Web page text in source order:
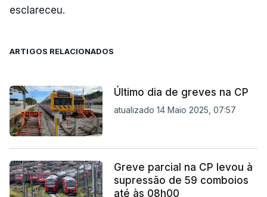
esclareceu.
ARTIGOS RELACIONADOS
Último dia de greves na CP
atualizado 14 Maio 2025, 07:57
Greve parcial na CP levou à
supressão de 59 comboios
até às 08h00